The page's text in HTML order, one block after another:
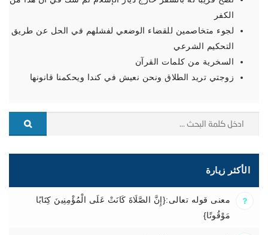
الكفر
لجوء متخاصمين للقضاء الوضعي لفشلهم في الحل عن طريق
التحكيم الشرعي
السخرية من كلمات القرآن
زوجتي تريد الطلاق ونحن نعيش في كندا ويحكمنا قانونها
الأكثر زيارة
معنى قوله تعالى:{إِنَّ الصَّلَاةَ كَانَتْ عَلَى الْمُؤْمِنِينَ كِتَابًا
مَوْقُوتًا}